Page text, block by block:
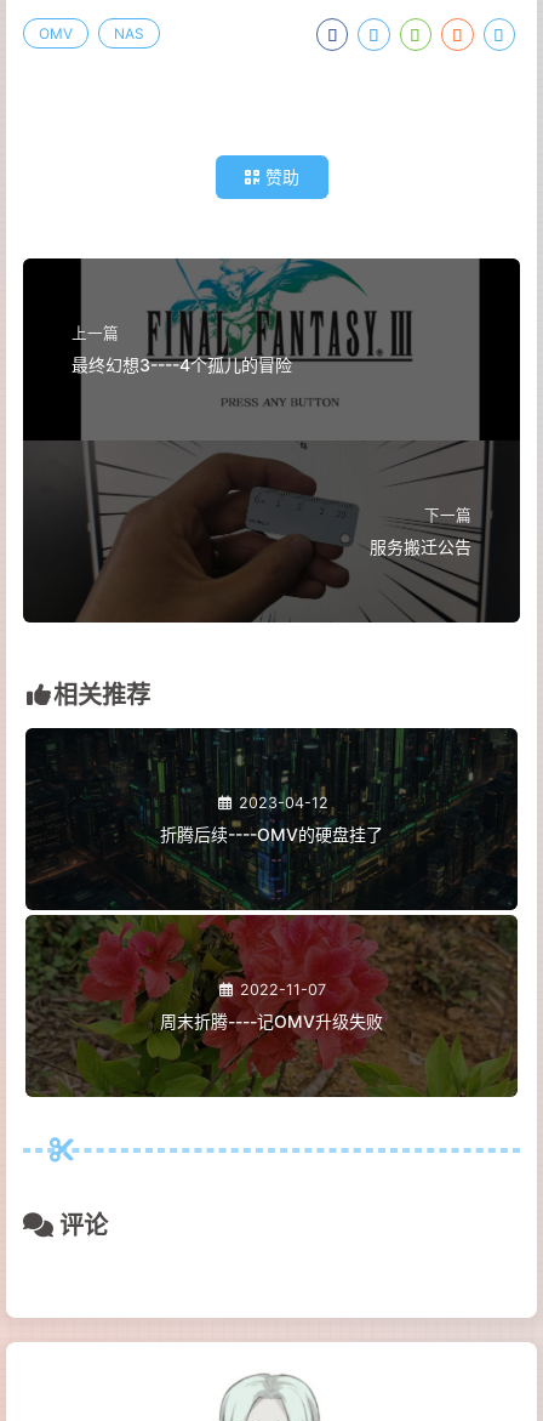
OMV NAS
赞助
上一篇
最终幻想3----4个孤儿的冒险
下一篇
服务搬迁公告
相关推荐
2023-04-12
折腾后续----OMV的硬盘挂了
2022-11-07
周末折腾----记OMV升级失败
评论